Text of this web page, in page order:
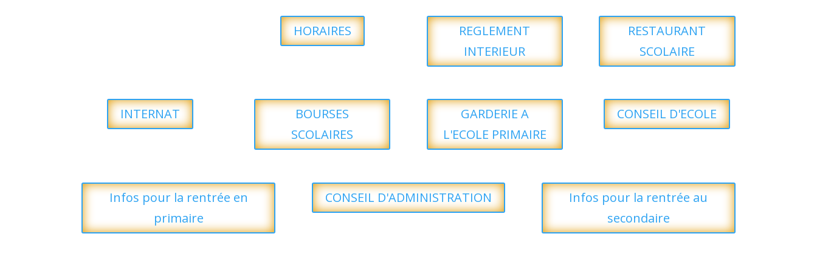
HORAIRES
REGLEMENT
INTERIEUR
RESTAURANT
SCOLAIRE
INTERNAT
BOURSES
SCOLAIRES
GARDERIE A
L'ECOLE PRIMAIRE
CONSEIL D'ECOLE
Infos pour la rentrée en
primaire
CONSEIL D'ADMINISTRATION
Infos pour la rentrée au
secondaire